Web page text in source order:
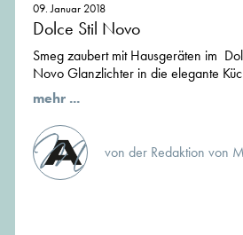
09. Januar 2018
Dolce Stil Novo
Smeg zaubert mit Hausgeräten im
Novo Glanzlichter in die elegante
mehr ...
von der Redaktion von